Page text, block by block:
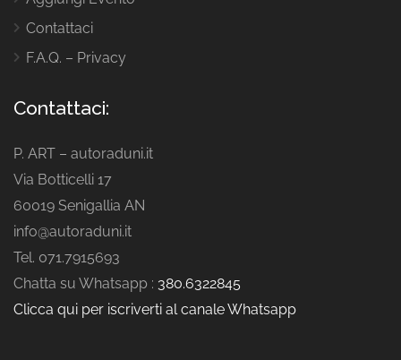
Contattaci
F.A.Q. – Privacy
Contattaci:
P. ART – autoraduni.it
Via Botticelli 17
60019 Senigallia AN
info@autoraduni.it
Tel. 071.7915693
Chatta su Whatsapp : 380.6322845
Clicca qui per iscriverti al canale Whatsapp